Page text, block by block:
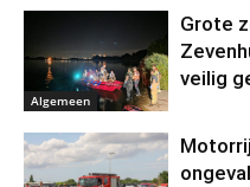
Algemeen
Grote
veilig